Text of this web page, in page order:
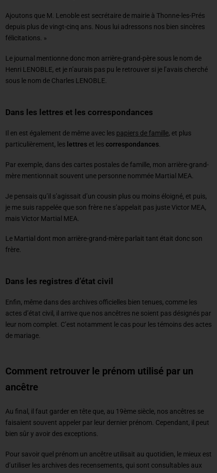
Ajoutons que M. Lenoble est secrétaire de mairie à Thonne-les-Prés
depuis plus de vingt-cinq ans. Nous lui adressons nos bien sincères
félicitations. »
Le journal mentionne donc mon arrière-grand-père sous le nom de
Henri LENOBLE, et je n’aurais pas pu le retrouver si je l’avais cherché
sous le nom de Charles LENOBLE.
Dans les lettres et les correspondances
Il en est également de même avec les papiers de famille, et plus
particulièrement, les lettreset lescorrespondances.
Par exemple, dans des cartes postales de famille, mon arrière-grand-
mère mentionnait souvent une personne nommée Martial MEA.
Je pensais qu’il s’agissait d’un cousin plus ou moins éloigné, et puis,
je me suis rappelée que son frère ne s’appelait pas juste Victor MEA,
mais Victor Martial MEA.
Le Martial dont mon arrière-grand-mère parlait tant était donc son
frère.
Dans les registres d’état civil
Enfin, même dans des archives officielles bien tenues, comme les
actes d’état civil, il arrive que nos ancêtres ne soient pas désignés par
leur nom complet. C’est notamment le cas pour les témoins des actes
de mariage.
Comment retrouver le prénom utilisé par un
ancêtre
Au final, il faut garder en tête que, au 19ème siècle, nos ancêtres se
faisaient souvent appeler par leur dernier prénom. Cependant, il peut
bien sûr y avoir des exceptions.
Pour savoir quel prénom un ancêtre utilisait au quotidien, le mieux est
d’utiliser les archives des recensements, qui sont consultables aux